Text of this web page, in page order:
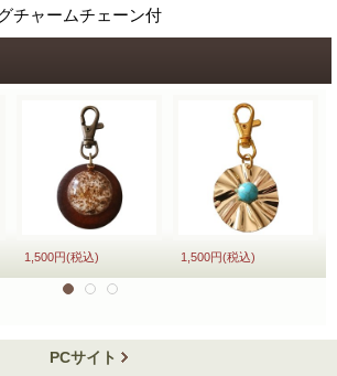
チャームチェーン付
1,500円(税込) 1,500円(税込)
PCサイト